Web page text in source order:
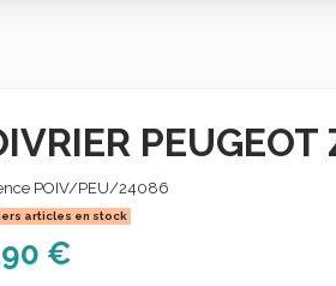
POIV/PEU/24086
articles en stock
€